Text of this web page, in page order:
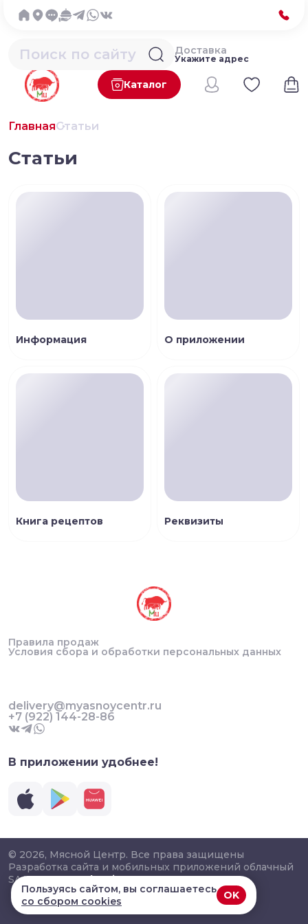
Каталог
Доставка
Укажите адрес
ГлавнаяСтатьи
Статьи
Информация О приложении
Книга рецептов Реквизиты
Правила продаж
Условия сбора и обработки персональных данных
delivery@myasnoycentr.ru
+7 (922) 144-28-86
В приложении удобнее!
© 2026, Мясной Центр. Все права защищены
Разработка сайта и мобильных приложений облачный
SAAS сервисSalesKit
Пользуясь сайтом, вы соглашаетесь
со сбором cookies
OK